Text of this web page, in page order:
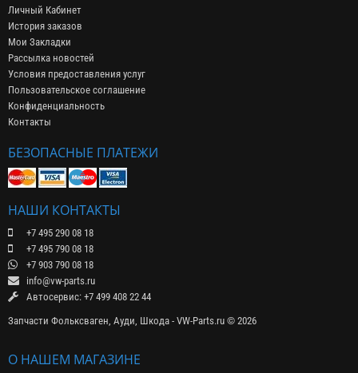
Личный Кабинет
История заказов
Мои Закладки
Рассылка новостей
Условия предоставления услуг
Пользовательское соглашение
Конфиденциальность
Контакты
БЕЗОПАСНЫЕ ПЛАТЕЖИ
НАШИ КОНТАКТЫ
+7 495 290 08 18
+7 495 790 08 18
+7 903 790 08 18
info@vw-parts.ru
Автосервис: +7 499 408 22 44
Запчасти Фольксваген, Ауди, Шкода - VW-Parts.ru © 2026
О НАШЕМ МАГАЗИНЕ